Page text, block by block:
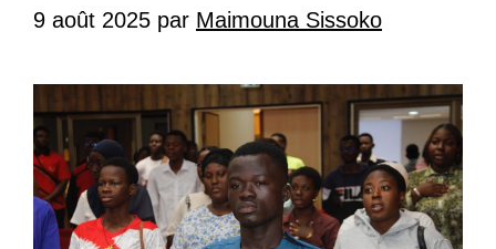
9 août 2025 par Maimouna Sissoko